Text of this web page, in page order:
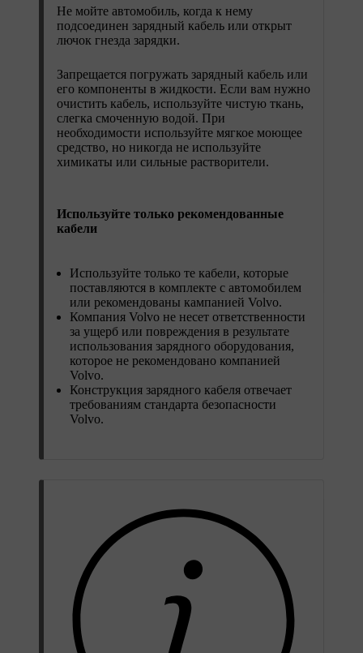
Не мойте автомобиль, когда к нему
подсоединен зарядный кабель или открыт
лючок гнезда зарядки.
Запрещается погружать зарядный кабель или
его компоненты в жидкости. Если вам нужно
очистить кабель, используйте чистую ткань,
слегка смоченную водой. При
необходимости используйте мягкое моющее
средство, но никогда не используйте
химикаты или сильные растворители.
Используйте только рекомендованные
кабели
Используйте только те кабели, которые
поставляются в комплекте с автомобилем
или рекомендованы кампанией Volvo.
Компания Volvo не несет ответственности
за ущерб или повреждения в результате
использования зарядного оборудования,
которое не рекомендовано компанией
Volvo.
Конструкция зарядного кабеля отвечает
требованиям стандарта безопасности
Volvo.